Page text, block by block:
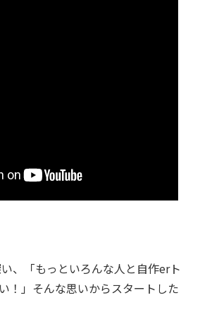
、「もっといろんな人と自作erト
！」そんな思いからスタートした